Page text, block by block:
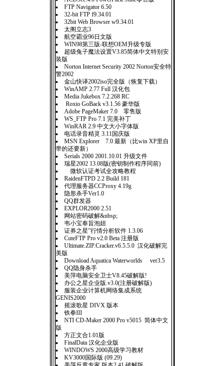
FTP Navigator 6.50
32-bit FTP f9.34.01
32bit Web Browser w9.34.01
太阁立志3
航空霸业96日文版
WIN98第三版-联想OEM升级专版
超级兔子魔法设置V3.85简体中文特别安
装版
Norton Internet Security 2002 Norton安全特
警2002
金山快译2002iso完全版（恢复下载）
WinAMP 2.77 Full 汉化包
Media Jukebox 7.2.268 RC
Roxio GoBack v3.1.56 豪华版
Adobe PageMaker 7.0 零售版
WS_FTP Pro 7.1 完美补丁
WinRAR 2.9 中文大小字体版
电话录音精灵 3.11国庆版
MSN Explorer 7.0 最新（比win XP里自
带的还要新）
Serials 2000 2001.10.01 升级文件
瑞星2002 13.08版(密钥制作程序同前)
微软认证考试全攻略教程
RaidenFTPD 2.2 Build 181
代理服务器CCProxy 4.19g
隐形杀手Ver1.0
QQ群发器
EXPLOR2000 2.51
网站密码破解&nbsp;
韦小宝奉旨泡妞
证券之星”行情分析软件 1.3.06
CuteFTP Pro v2.0 Beta 注册版
Ultimate.ZIP.Cracker.v6.5.5.0 汉化破解完
美版
Download Aquatica Waterworlds ver3.5
QQ隐身杀手
美萍电脑安全卫士V8.45破解版!
办公之星企业版.v3.0(注册破解版)
服装企业计算机网络集成系统
GENIS2000
摇滚歌星 DIVX 版本
铁拳III
NTI CD-Maker 2000 Pro v5015 简体中文
版
方正文合1.01版
FinalData 汉化企业版
WINDOWS 2000高级学习教材
KV3000国际版 (09.29)